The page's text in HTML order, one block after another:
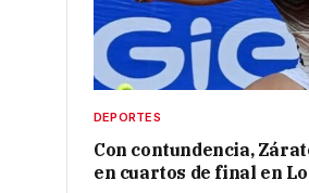
DEPORTES
Con contundencia,
en cuartos de final en